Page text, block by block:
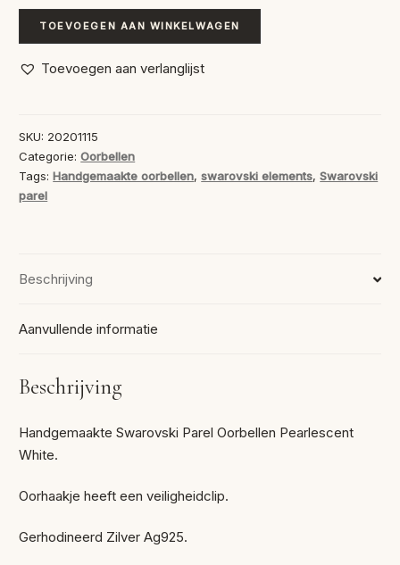
Handgemaakte
Oorbellen
Swarovski
White10mm
aantal
TOEVOEGEN AAN WINKELWAGEN
Toevoegen aan verlanglijst
SKU: 20201115
Categorie:Oorbellen
Tags:Handgemaakte oorbellen,swarovski elements,Swarovski
parel
Beschrijving
Aanvullende informatie
Beschrijving
Handgemaakte Swarovski Parel Oorbellen Pearlescent
White.
Oorhaakje heeft een veiligheidclip.
Gerhodineerd Zilver Ag925.